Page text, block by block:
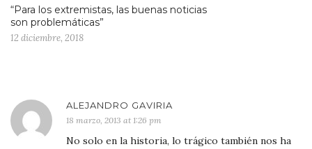
“Para los extremistas, las buenas noticias
son problemáticas”
12 diciembre, 2018
ALEJANDRO GAVIRIA
18 marzo, 2013 at 1:26 pm
No solo en la historia, lo trágico también nos ha